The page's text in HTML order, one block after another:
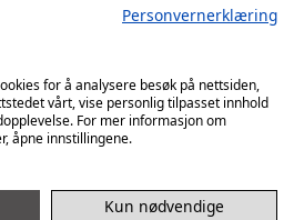
Håndball
ELVERUM HÅNDBALL
Personvernerklæring
for å analysere besøk på nettsiden,
vårt, vise personlig tilpasset innhold
For mer informasjon om
åpne innstillingene.
Kun nødvendige